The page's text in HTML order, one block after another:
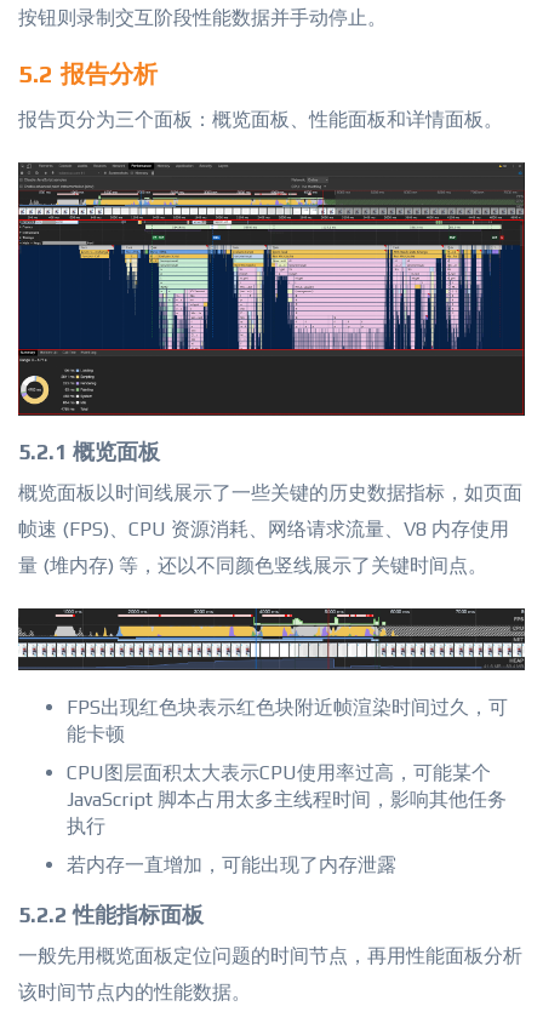
按钮则录制交互阶段性能数据并手动停止。
5.2 报告分析
报告页分为三个面板：概览面板、性能面板和详情面板。
5.2.1 概览面板
概览面板以时间线展示了一些关键的历史数据指标，如页面
帧速 (FPS)、CPU 资源消耗、网络请求流量、V8 内存使用
量 (堆内存) 等，还以不同颜色竖线展示了关键时间点。
FPS出现红色块表示红色块附近帧渲染时间过久，可
能卡顿
CPU图层面积太大表示CPU使用率过高，可能某个
JavaScript 脚本占用太多主线程时间，影响其他任务
执行
若内存一直增加，可能出现了内存泄露
5.2.2 性能指标面板
一般先用概览面板定位问题的时间节点，再用性能面板分析
该时间节点内的性能数据。